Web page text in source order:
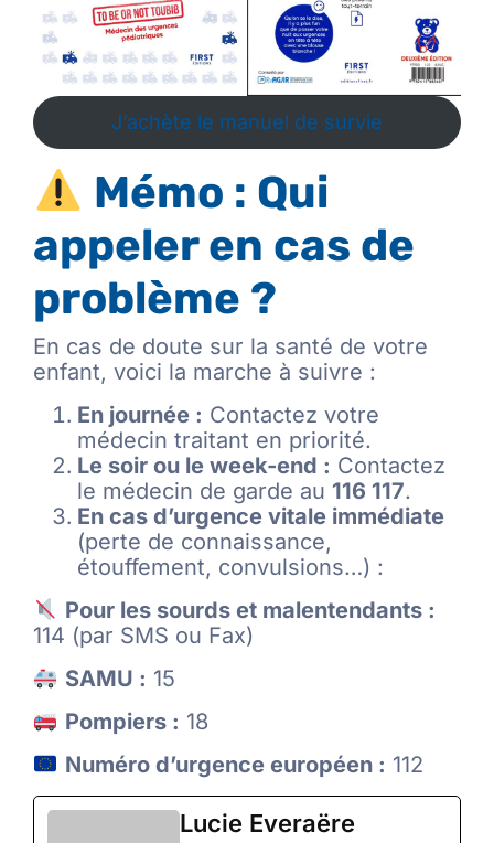
J’achète le manuel de survie
Mémo : Qui
appeler en cas de
problème ?
En cas de doute sur la santé de votre
enfant, voici la marche à suivre :
En journée : Contactez votre
médecin traitant en priorité.
Le soir ou le week-end : Contactez
le médecin de garde au 116 117.
En cas d’urgence vitale immédiate
(perte de connaissance,
étouffement, convulsions…) :
Pour les sourds et malentendants :
114 (par SMS ou Fax)
SAMU : 15
Pompiers : 18
Numéro d’urgence européen : 112
Lucie Everaëre